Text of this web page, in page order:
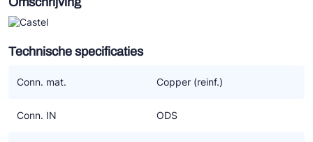
Technische specificaties
Conn. mat. Copper (reinf.)
Conn. IN ODS